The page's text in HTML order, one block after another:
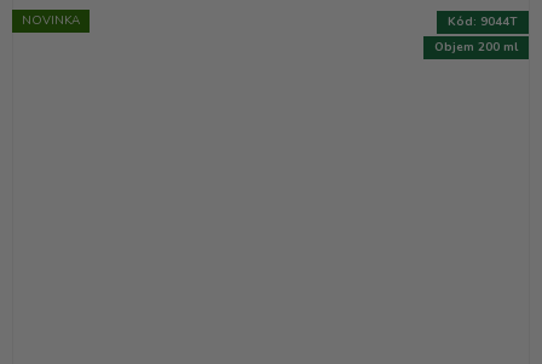
NOVINKA
Objem 200 ml
Kód: 9044T